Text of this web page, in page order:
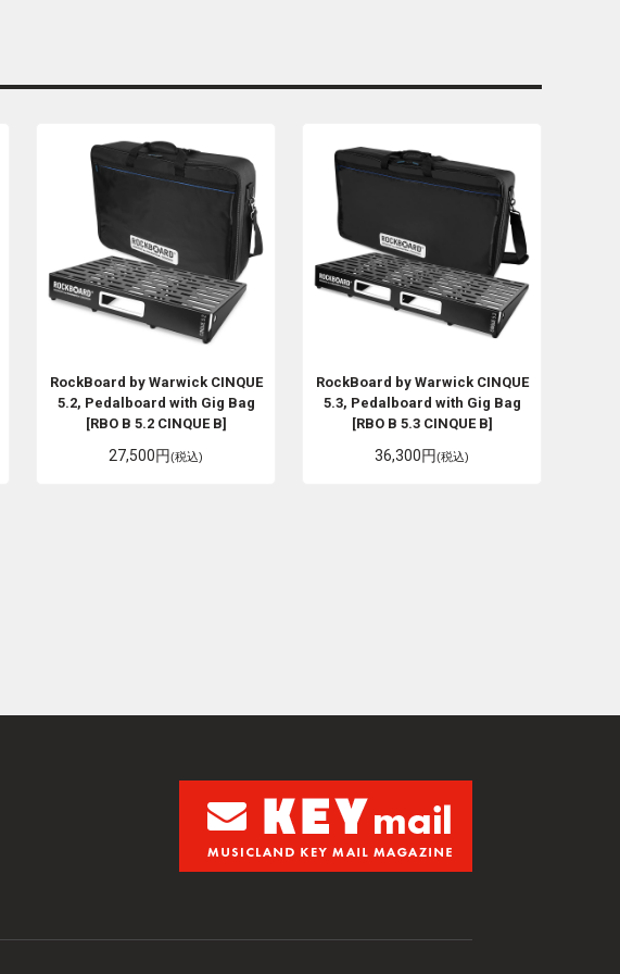
RockBoard by Warwick CINQUE
5.2, Pedalboard with Gig Bag
[RBO B 5.2 CINQUE B]
27,500円(税込)
RockBoard by Warwick CINQUE
5.3, Pedalboard with Gig Bag
[RBO B 5.3 CINQUE B]
36,300円(税込)